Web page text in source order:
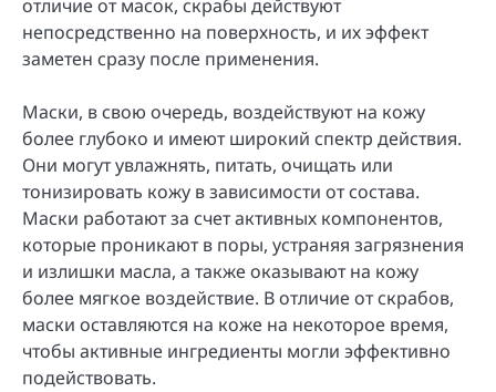
отличие от масок, скрабы действуют
непосредственно на поверхность, и их эффект
заметен сразу после применения.
Маски, в свою очередь, воздействуют на кожу
более глубоко и имеют широкий спектр действия.
Они могут увлажнять, питать, очищать или
тонизировать кожу в зависимости от состава.
Маски работают за счет активных компонентов,
которые проникают в поры, устраняя загрязнения
и излишки масла, а также оказывают на кожу
более мягкое воздействие. В отличие от скрабов,
маски оставляются на коже на некоторое время,
чтобы активные ингредиенты могли эффективно
подействовать.